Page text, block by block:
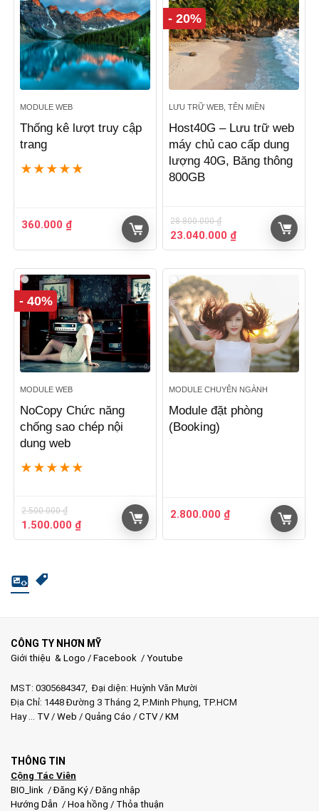
MODULE WEB
Thống kê lượt truy cập
trang
★ ★ ★ ★ ★
360.000 ₫
- 20%
LƯU TRỮ WEB, TÊN MIỀN
Host40G – Lưu trữ web
máy chủ cao cấp dung
lượng 40G, Băng thông
800GB
28.800.000₫
Giá
gốc
28.800.000 ₫.
23.040.000 ₫Giá
hiện
23.040.000 ₫.
- 40%
MODULE WEB
NoCopy Chức năng
chống sao chép nội
dung web
★ ★ ★ ★ ★
2.500.000₫
Giá
gốc
1.500.000 ₫Giá
hiện
MODULE CHUYÊN NGÀNH
Module đặt phòng
(Booking)
2.800.000 ₫
CÔNG TY NHƠN MỸ
Giới thiệu & Logo / Facebook / Youtube
MST: 0305684347, Đại diện: Huỳnh Văn Mười
Địa Chỉ: 1448 Đường 3 Tháng 2, P.Minh Phụng, TP.HCM
Hay … TV/ Web / Quảng Cáo / CTV/ KM
THÔNG TIN
Cộng Tác Viên
BIO_link /Đăng Ký/Đăng nhập
Hướng Dẫn / Hoa hồng / Thỏa thuận